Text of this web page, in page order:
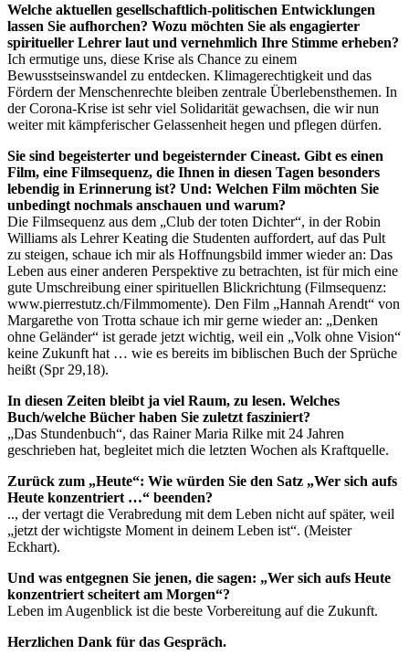
Welche aktuellen gesellschaftlich-politischen Entwicklungen
lassen Sie aufhorchen? Wozu möchten Sie als engagierter
spiritueller Lehrer laut und vernehmlich Ihre Stimme erheben?
Ich ermutige uns, diese Krise als Chance zu einem
Bewusstseinswandel zu entdecken. Klimagerechtigkeit und das
Fördern der Menschenrechte bleiben zentrale Überlebensthemen. In
der Corona-Krise ist sehr viel Solidarität gewachsen, die wir nun
weiter mit kämpferischer Gelassenheit hegen und pflegen dürfen.
Sie sind begeisterter und begeisternder Cineast. Gibt es einen
Film, eine Filmsequenz, die Ihnen in diesen Tagen besonders
lebendig in Erinnerung ist? Und: Welchen Film möchten Sie
unbedingt nochmals anschauen und warum?
Die Filmsequenz aus dem „Club der toten Dichter“, in der Robin
Williams als Lehrer Keating die Studenten auffordert, auf das Pult
zu steigen, schaue ich mir als Hoffnungsbild immer wieder an: Das
Leben aus einer anderen Perspektive zu betrachten, ist für mich eine
gute Umschreibung einer spirituellen Blickrichtung (Filmsequenz:
www.pierrestutz.ch/Filmmomente). Den Film „Hannah Arendt“ von
Margarethe von Trotta schaue ich mir gerne wieder an: „Denken
ohne Geländer“ ist gerade jetzt wichtig, weil ein „Volk ohne Vision“
keine Zukunft hat … wie es bereits im biblischen Buch der Sprüche
heißt (Spr 29,18).
In diesen Zeiten bleibt ja viel Raum, zu lesen. Welches
Buch/welche Bücher haben Sie zuletzt fasziniert?
„Das Stundenbuch“, das Rainer Maria Rilke mit 24 Jahren
geschrieben hat, begleitet mich die letzten Wochen als Kraftquelle.
Zurück zum „Heute“: Wie würden Sie den Satz „Wer sich aufs
Heute konzentriert …“ beenden?
.., der vertagt die Verabredung mit dem Leben nicht auf später, weil
„jetzt der wichtigste Moment in deinem Leben ist“. (Meister
Eckhart).
Und was entgegnen Sie jenen, die sagen: „Wer sich aufs Heute
konzentriert scheitert am Morgen“?
Leben im Augenblick ist die beste Vorbereitung auf die Zukunft.
Herzlichen Dank für das Gespräch.